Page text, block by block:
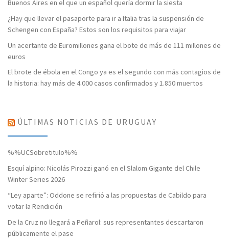
Buenos Aires en el que un español quería dormir la siesta
¿Hay que llevar el pasaporte para ir a Italia tras la suspensión de
Schengen con España? Estos son los requisitos para viajar
Un acertante de Euromillones gana el bote de más de 111 millones de
euros
El brote de ébola en el Congo ya es el segundo con más contagios de
la historia: hay más de 4.000 casos confirmados y 1.850 muertos
ÚLTIMAS NOTICIAS DE URUGUAY
%%UCSobretitulo%%
Esquí alpino: Nicolás Pirozzi ganó en el Slalom Gigante del Chile
Winter Series 2026
“Ley aparte”: Oddone se refirió a las propuestas de Cabildo para
votar la Rendición
De la Cruz no llegará a Peñarol: sus representantes descartaron
públicamente el pase